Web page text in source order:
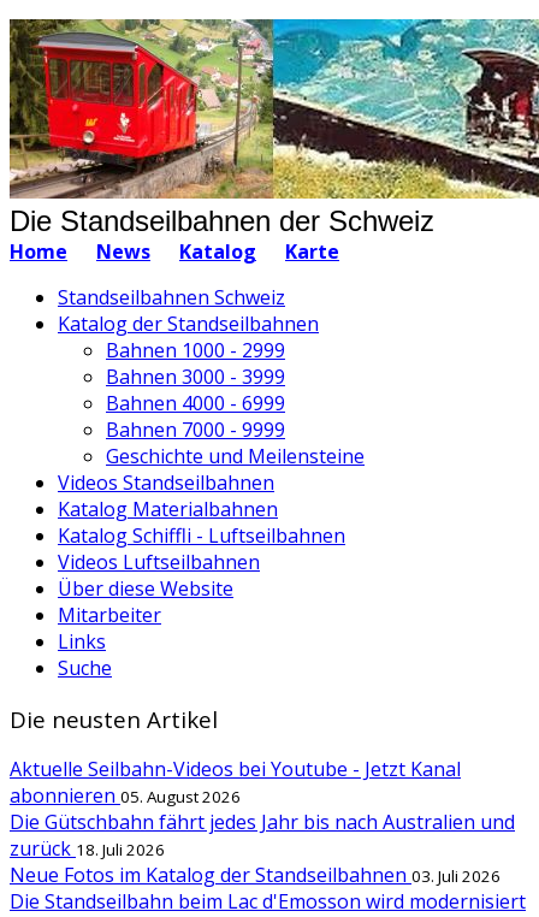
Die Standseilbahnen der Schweiz
Home News Katalog
Karte
Standseilbahnen Schweiz
Katalog der Standseilbahnen
Bahnen 1000 - 2999
Bahnen 3000 - 3999
Bahnen 4000 - 6999
Bahnen 7000 - 9999
Geschichte und Meilensteine
Videos Standseilbahnen
Katalog Materialbahnen
Katalog Schiffli - Luftseilbahnen
Videos Luftseilbahnen
Über diese Website
Mitarbeiter
Links
Suche
Die neusten Artikel
Aktuelle Seilbahn-Videos bei Youtube - Jetzt Kanal
abonnieren 05. August 2026
Die Gütschbahn fährt jedes Jahr bis nach Australien und
zurück 18. Juli 2026
Neue Fotos im Katalog der Standseilbahnen 03. Juli 2026
Die Standseilbahn beim Lac d'Emosson wird modernisiert